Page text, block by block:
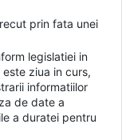
prin fata unei
legislatiei in
ziua in curs,
informatiilor
de date a
a duratei pentru